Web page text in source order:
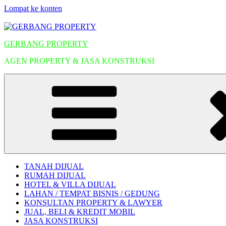
Lompat ke konten
GERBANG PROPERTY
AGEN PROPERTY & JASA KONSTRUKSI
TANAH DIJUAL
RUMAH DIJUAL
HOTEL & VILLA DIJUAL
LAHAN / TEMPAT BISNIS / GEDUNG
KONSULTAN PROPERTY & LAWYER
JUAL, BELI & KREDIT MOBIL
JASA KONSTRUKSI